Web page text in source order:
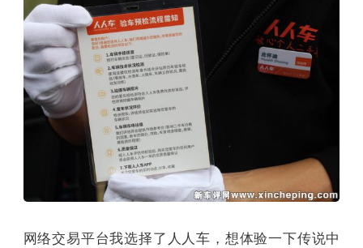
网络交易平台我选择了人人车，想体验一下传说中